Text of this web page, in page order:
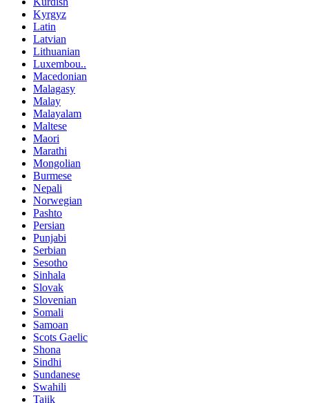
Kyrgyz
Latin
Latvian
Lithuanian
Luxembou..
Macedonian
Malagasy
Malay
Malayalam
Maltese
Maori
Marathi
Mongolian
Burmese
Nepali
Norwegian
Pashto
Persian
Punjabi
Serbian
Sesotho
Sinhala
Slovak
Slovenian
Somali
Samoan
Scots Gaelic
Shona
Sindhi
Sundanese
Swahili
Tajik